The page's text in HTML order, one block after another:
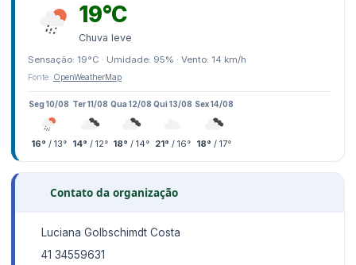
19°C
Chuva leve
Sensação: 19°C · Umidade: 95% · Vento: 14 km/h
Fonte: OpenWeatherMap
Seg 10/08
16° / 13°
Ter 11/08
14° / 12°
Qua 12/08
18° / 14°
Qui 13/08
21° / 16°
Sex 14/08
18° / 17°
Contato da organização
Luciana Golbschimdt Costa
41 34559631